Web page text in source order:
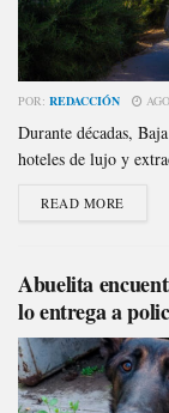
POR: REDACCIÓN
Durante décadas,
hoteles de lujo y
READ MORE
Abuelita
lo entrega a